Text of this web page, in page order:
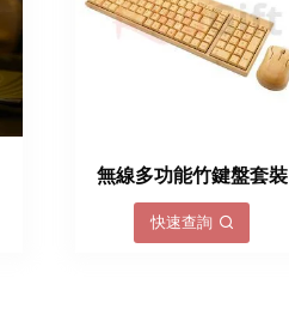
無線多功能竹鍵盤套裝
快速查詢